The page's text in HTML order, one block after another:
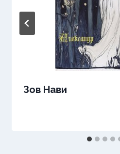
Зов Нави